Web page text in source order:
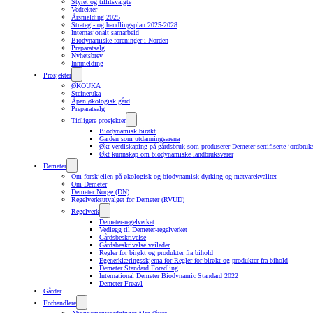
Styret og tillitsvalgte
Vedtekter
Årsmelding 2025
Strategi- og handlingsplan 2025-2028
Internasjonalt samarbeid
Biodynamiske foreninger i Norden
Preparatsalg
Nyhetsbrev
Innmelding
Prosjekter
ØKOUKA
Steineruka
Åpen økologisk gård
Preparatsalg
Tidligere prosjekter
Biodynamisk birøkt
Garden som utdanningsarena
Økt verdiskaping på gårdsbruk som produserer Demeter-sertifiserte
Økt kunnskap om biodynamiske landbruksvarer
Demeter
Om forskjellen på økologisk og biodynamisk dyrking og matvarekvalitet
Om Demeter
Demeter Norge (DN)
Regelverksutvalget for Demeter (RVUD)
Regelverk
Demeter-regelverket
Vedlegg til Demeter-regelverket
Gårdsbeskrivelse
Gårdsbeskrivelse veileder
Regler for birøkt og produkter fra bihold
Egenerklæringsskjema for Regler for birøkt og produkter fra bihold
Demeter Standard Foredling
International Demeter Biodynamic Standard 2022
Demeter Frøavl
Gårder
Forhandlere